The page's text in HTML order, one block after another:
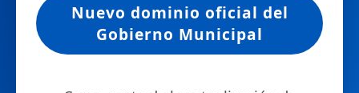
Nuevo dominio oficial del
Gobierno Municipal